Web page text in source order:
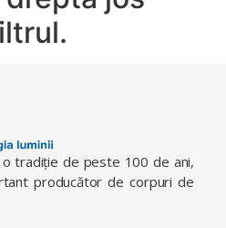
o tradiţie de peste 100 de ani,
producător de corpuri de